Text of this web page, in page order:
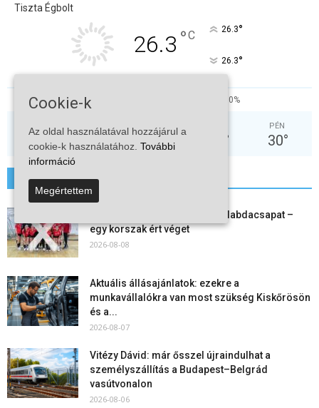
Tiszta Égbolt
26.3 °C 26.3°
26.3°
37% 0%
HÉT
36°
KED
38°
SZE
31° °
PÉN
30°
További hírek
Megszűnt a kiskőrösi női kézilabdacsapat –
egy korszak ért véget
2026-08-08
Aktuális állásajánlatok: ezekre a
munkavállalókra van most szükség Kiskőrösön
és a...
2026-08-07
Vitézy Dávid: már ősszel újraindulhat a
személyszállítás a Budapest–Belgrád
vasútvonalon
2026-08-06
Cookie-k
Az oldal használatával hozzájárul a
cookie-k használatához. További
információ
Megértettem